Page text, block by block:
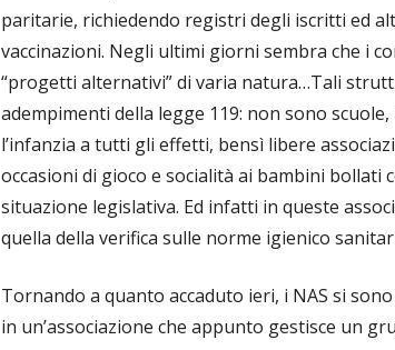
paritarie, richiedendo registri degli iscritti ed
vaccinazioni. Negli ultimi giorni sembra che i
“progetti alternativi” di varia natura…Tali
adempimenti della legge 119: non sono
l’infanzia a tutti gli effetti, bensì libere
occasioni di gioco e socialità ai bambini bollati
situazione legislativa. Ed infatti in queste
quella della verifica sulle norme igienico
Tornando a quanto accaduto ieri, i NAS si
in un’associazione che appunto gestisce un